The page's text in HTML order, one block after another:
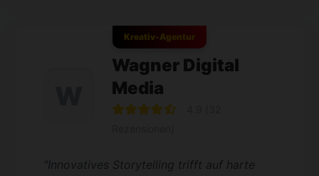
Kreativ-Agentur
Wagner Digital
Media
"Innovatives Storytelling trifft auf harte